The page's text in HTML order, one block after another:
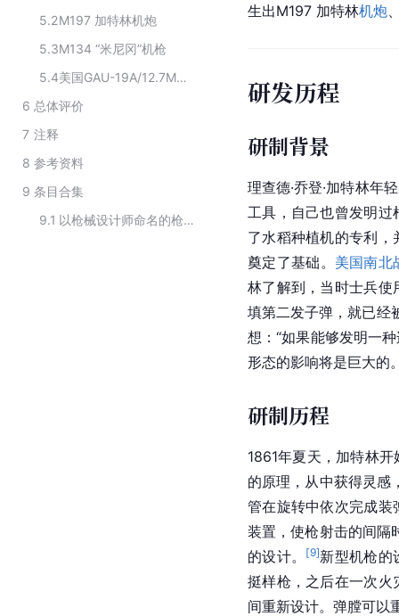
5.2M197 加特林机炮
5.3M134 “米尼冈”机枪
5.4
美国GAU-19A/12.7MM航空机枪
6 总体评价
7 注释
8 参考资料
9 条目合集
9.1
以枪械设计师命名的枪支
生出M197 加特林机炮
研发历程
研制背景
理查德·乔登·加特林年
工具，自己也曾发明
了水稻种植机的专利
奠定了基础。 美国南北
林了解到，当时士兵使
填第二发子弹，就已经
想：“如果能够发明一
形态的影响将是巨大的
研制历程
1861年夏天，加特林
的原理，从中获得灵感
管在旋转中依次完成装
装置，使枪射击的间隔
的设计。
[9]新型机枪的
挺样枪，之后在一次火
间重新设计。弹膛可以